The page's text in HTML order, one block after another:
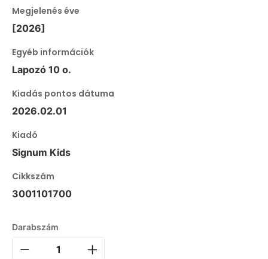
Megjelenés éve
[2026]
Egyéb információk
Lapozó 10 o.
Kiadás pontos dátuma
2026.02.01
Kiadó
Signum Kids
Cikkszám
3001101700
Darabszám